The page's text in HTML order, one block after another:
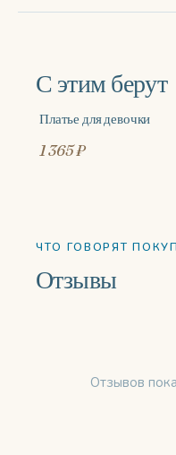
С этим берут
Платье для девочки
1 365 ₽
ЧТО ГОВОРЯТ
Отзывы
Отзывов